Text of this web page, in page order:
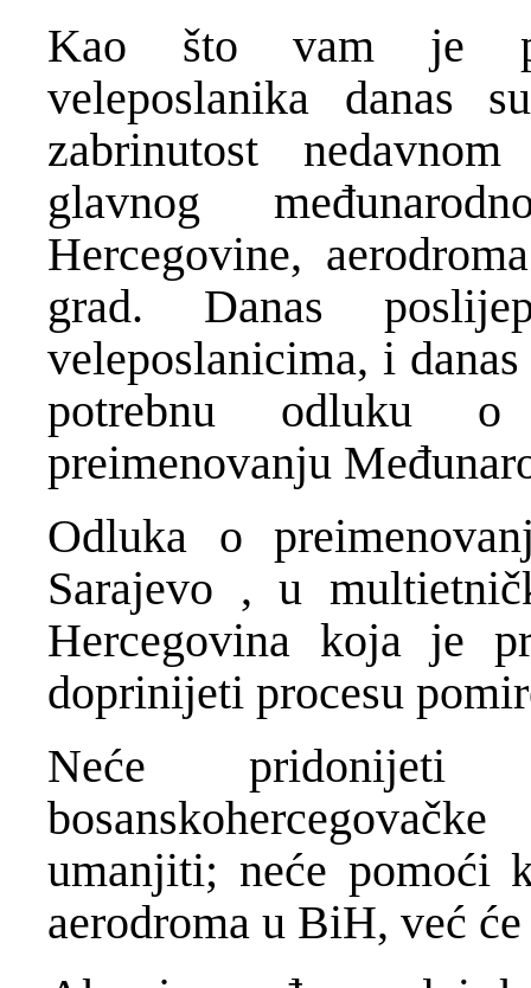
Kao što vam je
veleposlanika danas
zabrinutost
glavnog
Hercegovine,
grad. Danas
veleposlanicima, i
potrebnu odluku o
preimenovanju
Odluka o
Sarajevo , u
Hercegovina koja je
doprinijeti procesu
Neće pridonijeti
umanjiti; neće pomoći
aerodroma u BiH, već